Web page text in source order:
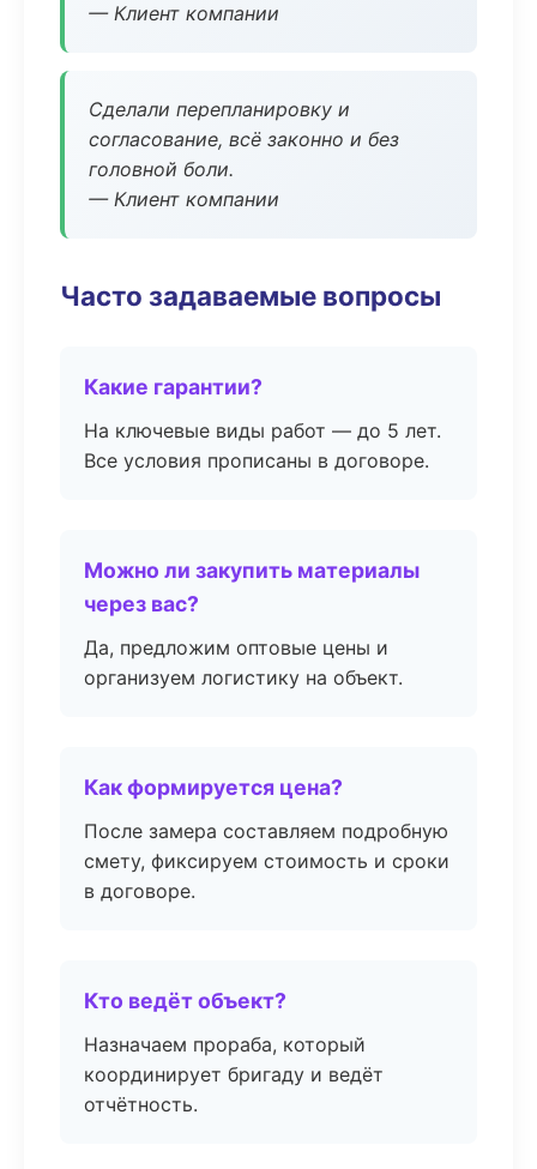
— Клиент компании
Сделали перепланировку и
согласование, всё законно и без
головной боли.
— Клиент компании
Часто задаваемые вопросы
Какие гарантии?
На ключевые виды работ — до 5 лет.
Все условия прописаны в договоре.
Можно ли закупить материалы
через вас?
Да, предложим оптовые цены и
организуем логистику на объект.
Как формируется цена?
После замера составляем подробную
смету, фиксируем стоимость и сроки
в договоре.
Кто ведёт объект?
Назначаем прораба, который
координирует бригаду и ведёт
отчётность.